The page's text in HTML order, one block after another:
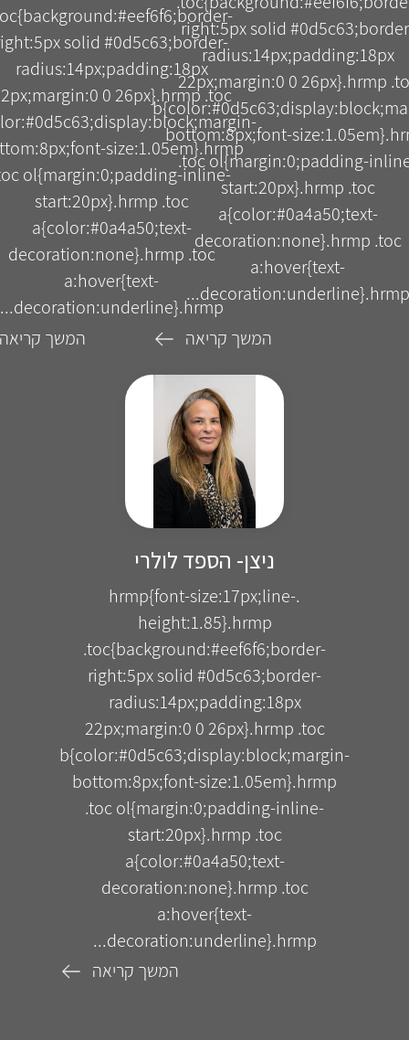
right:5px solid
radius:14px;padding:18px
22px;margin:0 0 26px}.hrmp
bottom:8px;font-
.toc ol{margin:0;padding-
start:20px}.hrmp .toc
a{color:#0a4a50;text-
decoration:none}.hrmp .toc
a:hover{text-
decoration:underline}.hrmp...
המשך קריאה
solid #0d5c63;border-
radius:14px;padding:18px
0 26px}.hrmp .toc
size:1.05em}.hrmp
ol{margin:0;padding-inline-
start:20px}.hrmp .toc
a{color:#0a4a50;text-
decoration:none}.hrmp .toc
a:hover{text-
decoration:underline}.hrmp...
המשך קריאה
ניצן- הספד לולרי
.hrmp{font-size:17px;line-
height:1.85}.hrmp
.toc{background:#eef6f6;border-
right:5px solid #0d5c63;border-
radius:14px;padding:18px
22px;margin:0 0 26px}.hrmp .toc
b{color:#0d5c63;display:block;margin-
bottom:8px;font-size:1.05em}.hrmp
.toc ol{margin:0;padding-inline-
start:20px}.hrmp .toc
a{color:#0a4a50;text-
decoration:none}.hrmp .toc
a:hover{text-
decoration:underline}.hrmp...
המשך קריאה